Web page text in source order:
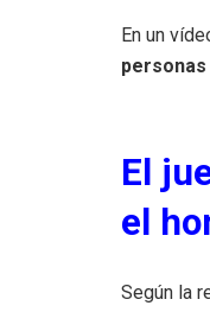
En un
El
el
Según la